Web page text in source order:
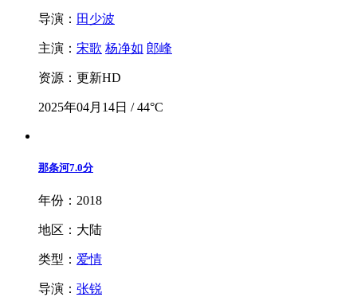
导演： 田少波
主演： 宋歌 杨净如 郎峰
资源：更新HD
2025年04月14日 / 44°C
那条河7.0分
年份：2018
地区：大陆
类型： 爱情
导演： 张锐